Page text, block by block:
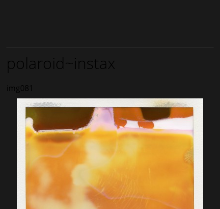
polaroid~instax
img081